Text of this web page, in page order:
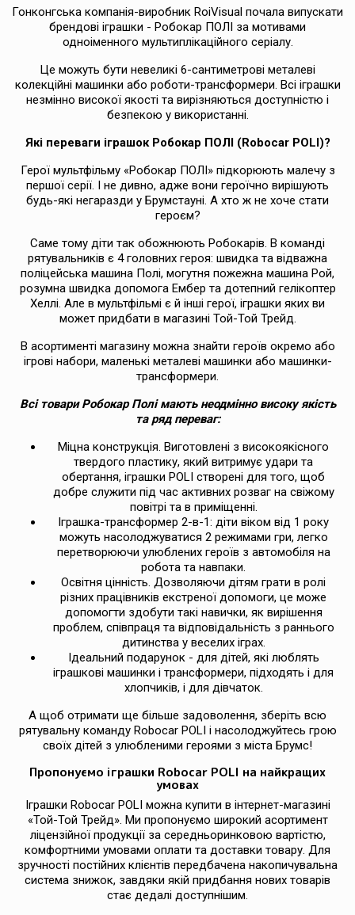
Гонконгська компанія-виробник RoiVisual почала випускати
брендові іграшки - Робокар ПОЛІ за мотивами
одноіменного мультиплікаційного серіалу.
Це можуть бути невеликі 6-сантиметрові металеві
колекційні машинки або роботи-трансформери. Всі іграшки
незмінно високої якості та вирізняються доступністю і
безпекою у використанні.
Які переваги іграшокРобокар ПОЛІ (Robocar POLI)?
Герої мультфільму «Робокар ПОЛІ» підкорюють малечу з
першої серії. І не дивно, адже вони героїчно вирішують
будь-які негаразди у Брумстауні. А хто ж не хоче стати
героєм?
Саме тому діти так обожнюють Робокарів. В команді
рятувальників є 4 головних героя: швидка та відважна
поліцейська машина Полі, могутня пожежна машина Рой,
розумна швидка допомога Ембер та дотепний гелікоптер
Хеллі. Але в мультфільмі є й інші герої, іграшки яких ви
может придбати в магазині Той-Той Трейд.
В асортименті магазину можна знайти героїв окремо або
ігрові набори, маленькі металеві машинки або машинки-
трансформери.
Всі товари Робокар Полі мають неодмінно високу якість
та ряд переваг:
Міцна конструкція. Виготовлені з високоякісного
твердого пластику, який витримує удари та
обертання, іграшки POLI створені для того, щоб
добре служити під час активних розваг на свіжому
повітрі та в приміщенні.
Іграшка-трансформер 2-в-1: діти віком від 1 року
можуть насолоджуватися 2 режимами гри, легко
перетворюючи улюблених героїв з автомобіля на
робота та навпаки.
Освітня цінність. Дозволяючи дітям грати в ролі
різних працівників екстреної допомоги, це може
допомогти здобути такі навички, як вирішення
проблем, співпраця та відповідальність з раннього
дитинства у веселих іграх.
Ідеальний подарунок - для дітей, які люблять
іграшкові машинки і трансформери, підходять і для
хлопчиків, і для дівчаток.
А щоб отримати ще більше задоволення, зберіть всю
рятувальну команду Robocar POLI і насолоджуйтесь грою
своїх дітей з улюбленими героями з міста Брумс!
Пропонуємо іграшки Robocar POLI на найкращих
умовах
Іграшки Robocar POLI можна купити в інтернет-магазині
«Той-Той Трейд». Ми пропонуємо широкий асортимент
ліцензійної продукції за середньоринковою вартістю,
комфортними умовами оплати та доставки товару. Для
зручності постійних клієнтів передбачена накопичувальна
система знижок, завдяки якій придбання нових товарів
стає дедалі доступнішим.